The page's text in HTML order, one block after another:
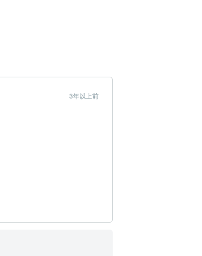
3年以上前